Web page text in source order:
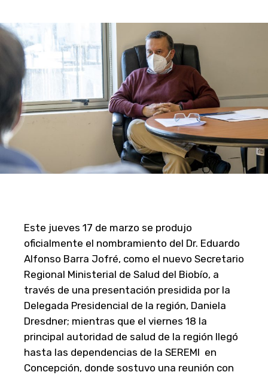
Este jueves 17 de marzo se produjo
oficialmente el nombramiento del Dr. Eduardo
Alfonso Barra Jofré, como el nuevo Secretario
Regional Ministerial de Salud del Biobío, a
través de una presentación presidida por la
Delegada Presidencial de la región, Daniela
Dresdner; mientras que el viernes 18 la
principal autoridad de salud de la región llegó
hasta las dependencias de la SEREMI en
Concepción, donde sostuvo una reunión con